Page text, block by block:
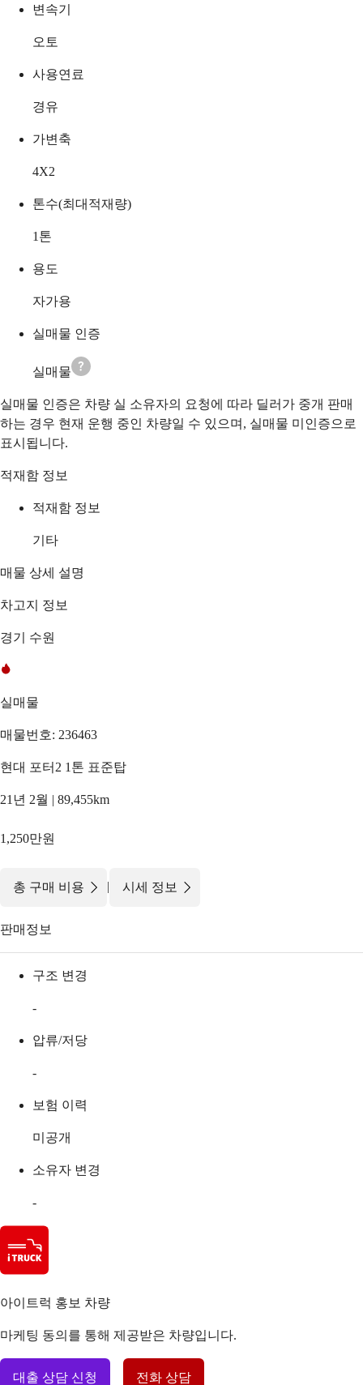
변속기
오토
사용연료
경유
가변축
4X2
톤수(최대적재량)
1 톤
용도
자가용
실매물 인증
실매물
실매물 인증은 차량 실 소유자의 요청에 따라 딜러가 중개 판매
하는 경우 현재 운행 중인 차량일 수 있으며, 실매물 미인증으로
표시됩니다.
적재함 정보
적재함 정보
기타
매물 상세 설명
차고지 정보
경기 수원
실매물
매물번호: 236463
현대 포터2 1톤 표준탑
21년 2월 | 89,455km
1,250만원
총 구매 비용 | 시세 정보
판매정보
구조 변경
-
압류/저당
-
보험 이력
미공개
소유자 변경
-
아이트럭 홍보 차량
마케팅 동의를 통해 제공받은 차량입니다.
대출 상담 신청 전화 상담